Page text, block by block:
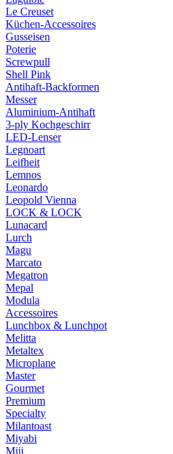
Le Creuset
Küchen-Accessoires
Gusseisen
Poterie
Screwpull
Shell Pink
Antihaft-Backformen
Messer
Aluminium-Antihaft
3-ply Kochgeschirr
LED-Lenser
Legnoart
Leifheit
Lemnos
Leonardo
Leopold Vienna
LOCK & LOCK
Lunacard
Lurch
Magu
Marcato
Megatron
Mepal
Modula
Accessoires
Lunchbox & Lunchpot
Melitta
Metaltex
Microplane
Master
Gourmet
Premium
Specialty
Milantoast
Miyabi
Miji